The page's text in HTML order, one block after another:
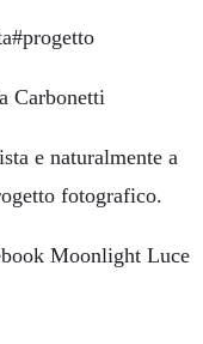
Carbonetti
e naturalmente a
fotografico.
Moonlight Luce